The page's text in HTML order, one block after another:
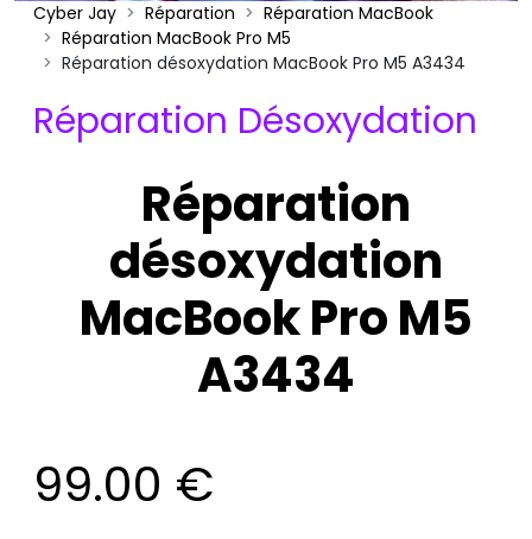
Cyber Jay Réparation
Réparation MacBook
Réparation MacBook Pro M5
Réparation désoxydation MacBook Pro M5 A3434
Réparation Désoxydation
Réparation
désoxydation
MacBook Pro M5
A3434
99.00 €